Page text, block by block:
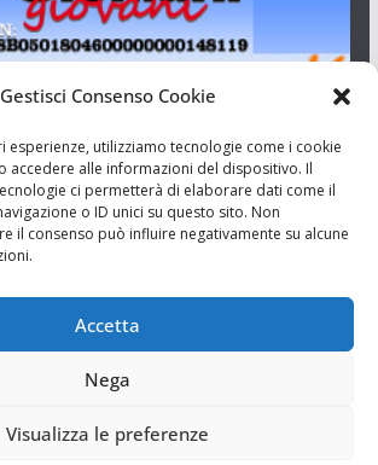
Gestisci Consenso Cookie
esperienze, utilizziamo tecnologie come i cookie
accedere alle informazioni del dispositivo. Il
ci permetterà di elaborare dati come il
o ID unici su questo sito. Non
il consenso può influire negativamente su alcune
Accetta
Nega
Visualizza le preferenze
Catania n.23/2011 del 20/09/2011 Dir.
I Siciliani Giovani